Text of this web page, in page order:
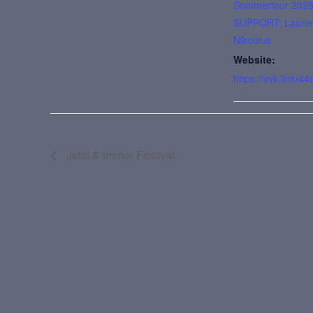
Sommertour 2026
SUPPORT:
Nikolaus
Website:
https://vvk.link/
Jetzt & Immer Festival